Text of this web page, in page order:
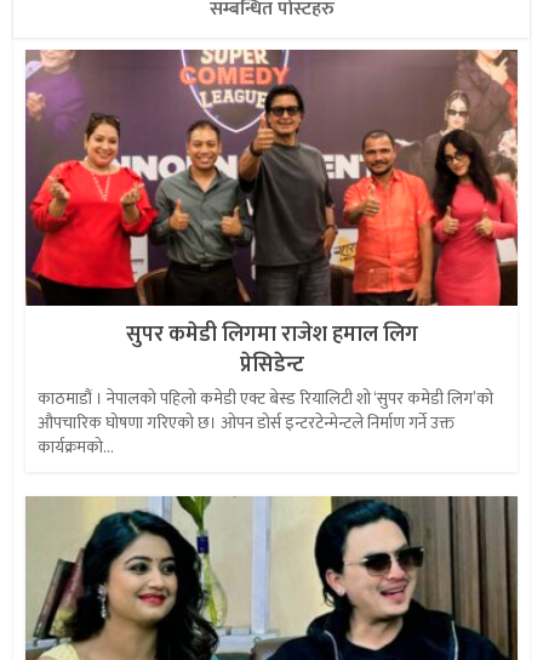
सम्बन्धित पोस्टहरु
सुपर कमेडी लिगमा राजेश हमाल लिग
प्रेसिडेन्ट
काठमाडौं । नेपालको पहिलो कमेडी एक्ट बेस्ड रियालिटी शो ‘सुपर कमेडी लिग’को
औपचारिक घोषणा गरिएको छ। ओपन डोर्स इन्टरटेन्मेन्टले निर्माण गर्ने उक्त
कार्यक्रमको...